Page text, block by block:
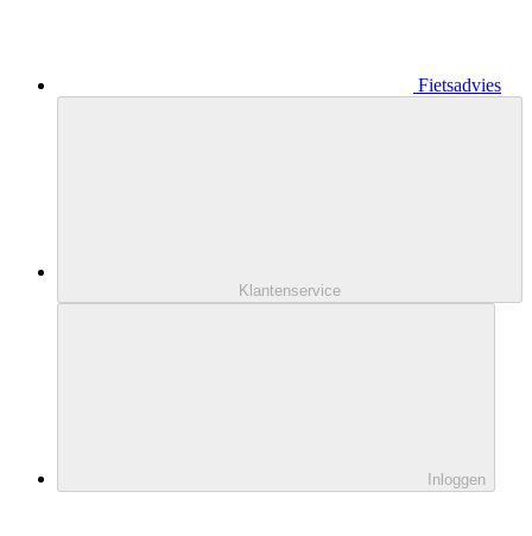
Fietsadvies
Klantenservice
Inloggen